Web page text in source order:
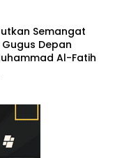
Semangat
Depan
Al-Fatih